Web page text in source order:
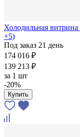
Холодильная
+5)
Под заказ 21 день
174 016 ₽
139 213 ₽
за 1 шт
-20%
Купить